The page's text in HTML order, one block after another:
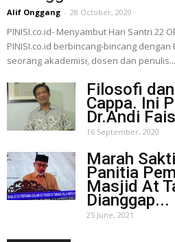
Alif Onggang - 28 October, 2020
PINISI.co.id- Menyambut Hari Santri 22
PINISI.co.id berbincang-bincang dengan
seorang akademisi, dosen dan penulis...
Filosofi
Cappa. Ini
Dr.Andi
16 September, 2020
Marah
Panitia
Masjid At
Dianggap...
25 June, 2021